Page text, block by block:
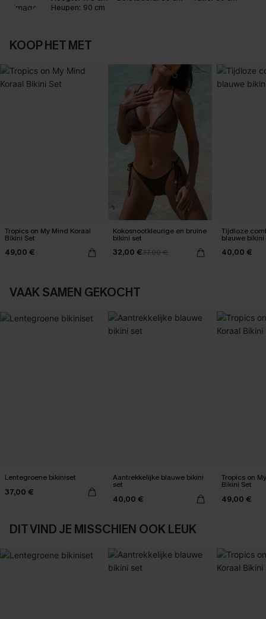
Heupen: 90 cm
KOOP HET MET
Tropics on My Mind Koraal
Bikini Set
49,00 €
Kokosnootkleurige en bruine
bikini set
32,00 €37,00 €
Tijdloze
blauwe bikini
40,00 €
VAAK SAMEN GEKOCHT
Lentegroene bikiniset
37,00 €
Aantrekkelijke blauwe bikini
set
40,00 €
Tropics on
Bikini Set
49,00 €
DIT VIND JE MISSCHIEN OOK LEUK